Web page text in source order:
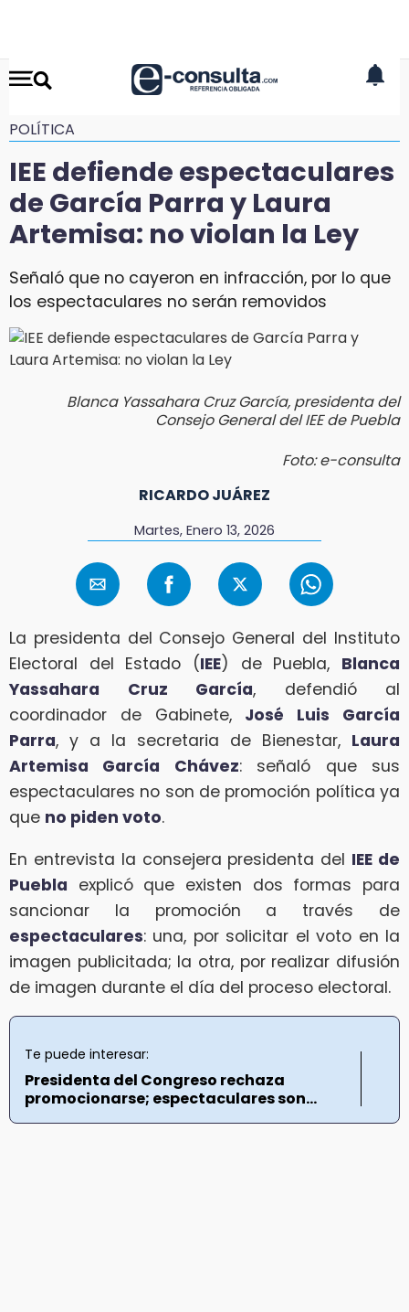
POLÍTICA
IEE defiende espectaculares
de García Parra y Laura
Artemisa: no violan la Ley
Señaló que no cayeron en infracción, por lo que
los espectaculares no serán removidos
Blanca Yassahara Cruz García, presidenta del
Consejo General del IEE de Puebla
Foto: e-consulta
RICARDO JUÁREZ
Martes, Enero 13, 2026
La presidenta del Consejo General del Instituto
Electoral del Estado (IEE) de Puebla, Blanca
Yassahara Cruz García, defendió al
coordinador de Gabinete, José Luis García
Parra, y a la secretaria de Bienestar, Laura
Artemisa García Chávez: señaló que sus
espectaculares no son de promoción política ya
que no piden voto.
En entrevista la consejera presidenta del IEE de
Puebla explicó que existen dos formas para
sancionar la promoción a través de
espectaculares: una, por solicitar el voto en la
imagen publicitada; la otra, por realizar difusión
de imagen durante el día del proceso electoral.
Te puede interesar:
Presidenta del Congreso rechaza
promocionarse; espectaculares son...